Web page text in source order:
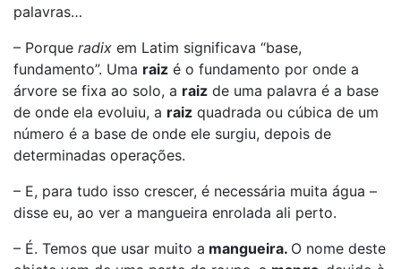
palavras…
– Porque radix em Latim significava “base,
fundamento”. Uma raiz é o fundamento por onde a
árvore se fixa ao solo, a raiz de uma palavra é a base
de onde ela evoluiu, a raiz quadrada ou cúbica de um
número é a base de onde ele surgiu, depois de
determinadas operações.
– E, para tudo isso crescer, é necessária muita água –
disse eu, ao ver a mangueira enrolada ali perto.
– É. Temos que usar muito a mangueira. O nome deste